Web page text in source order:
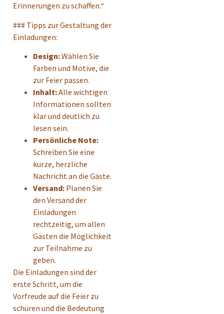
Erinnerungen zu schaffen.“
### Tipps zur Gestaltung der
Einladungen:
Design:Wählen Sie
Farben und Motive, die
zur Feier passen.
Inhalt:Alle wichtigen
Informationen sollten
klar und deutlich zu
lesen sein.
Persönliche Note:
Schreiben Sie eine
kurze, herzliche
Nachricht an die Gäste.
Versand: Planen Sie
den Versand der
Einladungen
rechtzeitig, um allen
Gästen die Möglichkeit
zur Teilnahme zu
geben.
Die Einladungen sind der
erste Schritt, um die
Vorfreude auf die Feier zu
schüren und die Bedeutung